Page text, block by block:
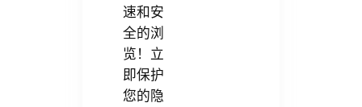
速和安
全的浏
览！立
即保护
您的隐